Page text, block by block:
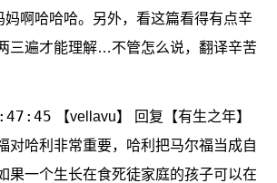
啊哈哈哈。另外，看这篇看得有点辛
三遍才能理解…不管怎么说，翻译辛苦
【vellavu】 回复【有生之年】
对哈利非常重要，哈利把马尔福当成自
果一个生长在食死徒家庭的孩子可以在